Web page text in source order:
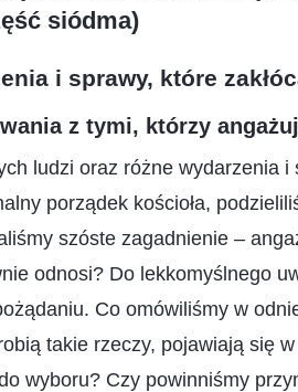
siódma)
i sprawy, które
z tymi, którzy
ludzi oraz różne wydarzenia i
porządek kościoła,
szóste zagadnienie –
odnosi? Do lekkomyślnego
Co omówiliśmy w
takie rzeczy, pojawiają się
wyboru? Czy powinniśmy